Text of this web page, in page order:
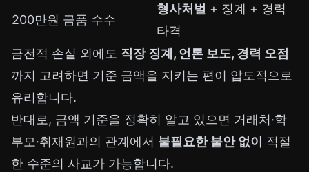
200만원 금품 수수
형사처벌 + 징계 + 경력
타격
금전적 손실 외에도 직장 징계, 언론 보도, 경력 오점
까지 고려하면 기준 금액을 지키는 편이 압도적으로
유리합니다.
반대로, 금액 기준을 정확히 알고 있으면 거래처·학
부모·취재원과의 관계에서 불필요한 불안 없이
적절
한 수준의 사교가 가능합니다.